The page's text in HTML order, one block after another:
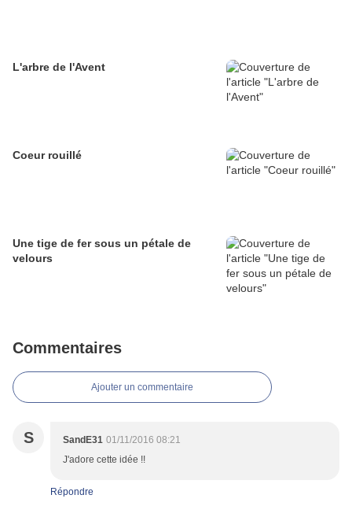
L'arbre de l'Avent
Coeur rouillé
Une tige de fer sous un pétale de
velours
Commentaires
Ajouter un commentaire
S SandE31 01/11/2016 08:21
J'adore cette idée !!
Répondre